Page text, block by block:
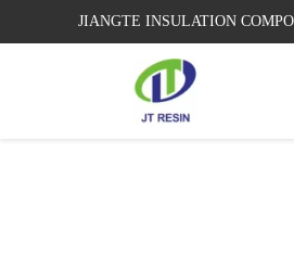
JIANGTE INSULATION